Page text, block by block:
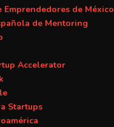
Emprendedores de México
de Mentoring
Accelerator
Startups